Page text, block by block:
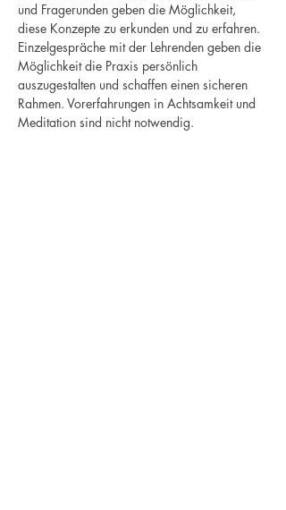
und Fragerunden geben die Möglichkeit,
diese Konzepte zu erkunden und zu erfahren.
Einzelgespräche mit der Lehrenden geben die
Möglichkeit die Praxis persönlich
auszugestalten und schaffen einen sicheren
Rahmen. Vorerfahrungen in Achtsamkeit und
Meditation sind nicht notwendig.